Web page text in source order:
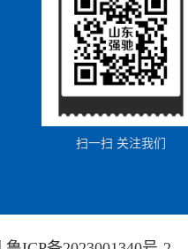
扫一扫 关注我们